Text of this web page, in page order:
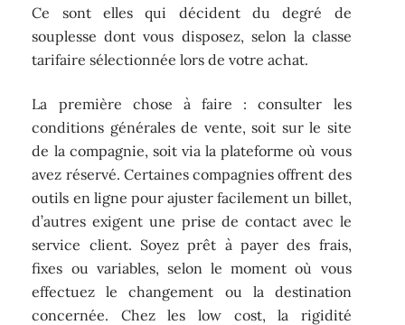
Ce sont elles qui décident du degré de
souplesse dont vous disposez, selon la classe
tarifaire sélectionnée lors de votre achat.
La première chose à faire : consulter les
conditions générales de vente, soit sur le site
de la compagnie, soit via la plateforme où vous
avez réservé. Certaines compagnies offrent des
outils en ligne pour ajuster facilement un billet,
d’autres exigent une prise de contact avec le
service client. Soyez prêt à payer des frais,
fixes ou variables, selon le moment où vous
effectuez le changement ou la destination
concernée. Chez les low cost, la rigidité